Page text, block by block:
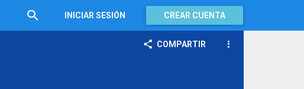
INICIAR SESIÓN CREAR CUENTA
COMPARTIR